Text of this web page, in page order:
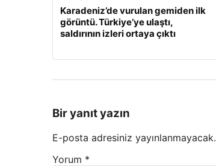
Karadeniz’de vurulan gemiden ilk
görüntü. Türkiye’ye ulaştı,
saldırının izleri ortaya çıktı
Bir yanıt yazın
E-posta adresiniz yayınlanmayacak.
Yorum *